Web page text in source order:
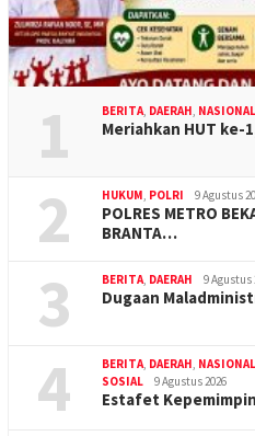
1 BERITA DAERAH NASIONAL
Meriahkan HUT ke-
2 HUKUM POLRI 9 Agustus
POLRES METRO
BRANTA…
3 BERITA DAERAH 9 Agustus
Dugaan
4 BERITA DAERAH NASIONAL
SOSIAL
9 Agustus 2026
Estafet